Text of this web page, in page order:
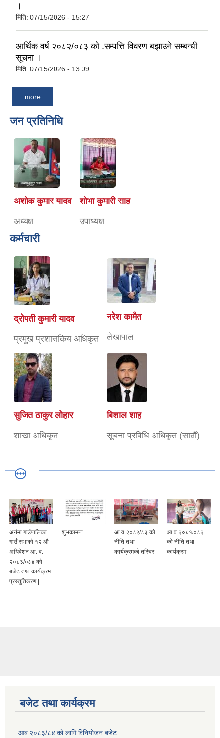
।
मिति: 07/15/2026 - 15:27
आर्थिक वर्ष २०८२/०८३ को .सम्पत्ति विवरण बझाउने सम्बन्धी
सूचना ।
मिति: 07/15/2026 - 13:09
more
जन प्रतिनिधि
अशाेक कुमार यादव
अध्यक्ष
शाेभा कुमारी साह
उपाध्यक्ष
कर्मचारी
द्रोपती कुमारी यादव
प्रमुख प्रशासकिय अधिकृत
नरेश कामैत
लेखापाल
सुजित ठाकुर लोहार
शाखा अधिकृत
बिशाल शाह
सूचना प्रविधि अधिकृत (सातौं)
अर्नमा गाउँपालिका
गाउँ सभाको १२ औ
अधिवेशन आ. व.
२०८३/०८४ को
बजेट तथा कार्यक्रम
प्रस्तुतिकरण |
शुभकामना
आ.व.२०८२/८३ को
नीति तथा
कार्यक्रमको तस्विर
आ.व.२०८१/०८२
को नीति तथा
कार्यक्रम
बजेट तथा कार्यक्रम
आब २०८३/८४ को लागि विनियोजन बजेट